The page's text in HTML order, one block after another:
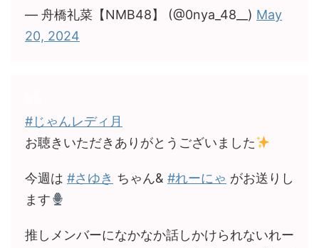
— 舟橋礼菜【NMB48】 (@0nya_48__) May
20, 2024
#じゃんレディ月
お聴きいただきありがとうございました
今週は #さゆき ちゃん& #れーにゃ がお送りし
ます
推しメンバーになかなか話しかけられないれー